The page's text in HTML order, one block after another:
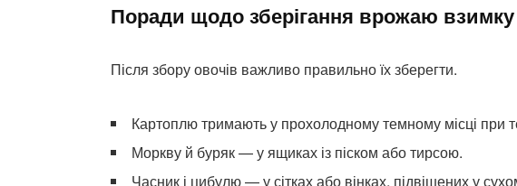
Поради щодо зберігання врожаю взимку
Після збору овочів важливо правильно їх зберегти.
Картоплю тримають у прохолодному темному місці при
Моркву й буряк — у ящиках із піском або тирсою.
Часник і цибулю — у сітках або вінках, підвішених у